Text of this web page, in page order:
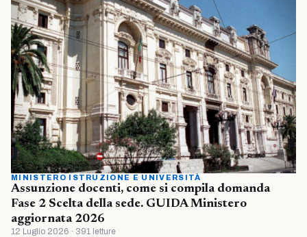
MINISTERO ISTRUZIONE E UNIVERSITÀ
Assunzione docenti, come si compila domanda
Fase 2 Scelta della sede. GUIDA Ministero
aggiornata 2026
12 Luglio 2026 · 391 letture